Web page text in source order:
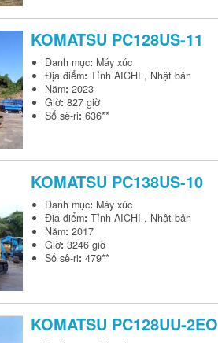
KOMATSU PC128US-11
Danh mục: Máy xúc
Địa điểm: Tỉnh AICHI , Nhật bản
Năm: 2023
Giờ: 827 giờ
Số sê-ri: 636**
KOMATSU PC138US-10
Danh mục: Máy xúc
Địa điểm: Tỉnh AICHI , Nhật bản
Năm: 2017
Giờ: 3246 giờ
Số sê-ri: 479**
KOMATSU PC128UU-2EO